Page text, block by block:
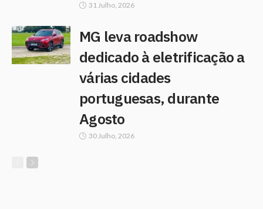
31 Julho, 2026
MG leva roadshow
dedicado à eletrificação a
várias cidades
portuguesas, durante
Agosto
30 Julho, 2026